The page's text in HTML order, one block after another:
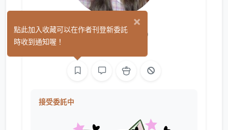
蘿蔔泥泥 (11)
接受委託中
×
點此加入收藏可以在作者刊登新委託
時收到通知喔！